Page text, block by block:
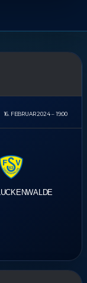
16. FEBRUAR 2024
19:00